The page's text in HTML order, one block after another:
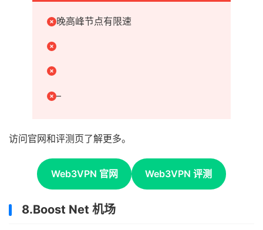
晚高峰节点有限速
–
访问官网和评测页了解更多。
Web3VPN 官网 Web3VPN 评测
8.Boost Net 机场